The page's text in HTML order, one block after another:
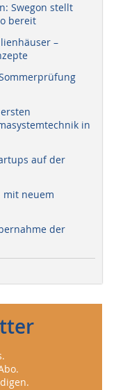
Swegon stellt
bereit
–
in
auf der
mit neuem
der